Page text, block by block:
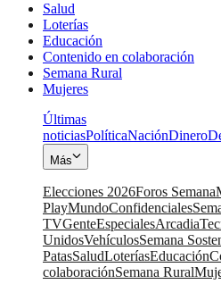
Salud
Loterías
Educación
Contenido en colaboración
Semana Rural
Mujeres
Últimas
noticiasPolíticaNaciónDinero
Más
Elecciones 2026Foros Semana
PlayMundoConfidenciales
TVGenteEspecialesArcadia
UnidosVehículosSemana
PatasSaludLoteríasEducación
colaboraciónSemana Rural